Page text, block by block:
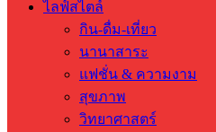
ไลฟ์สไตล์
กิน-ดื่ม-เที่ยว
นานาสาระ
แฟชั่น & ความงาม
สุขภาพ
วิทยาศาสตร์